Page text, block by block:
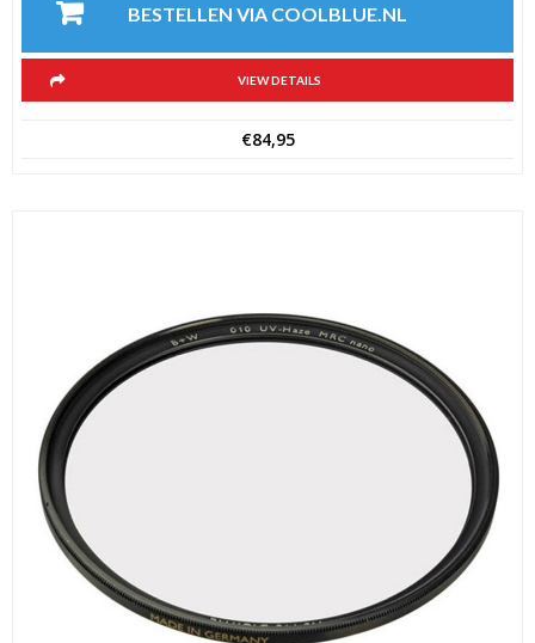
BESTELLEN VIA COOLBLUE.NL
VIEW DETAILS
€84,95